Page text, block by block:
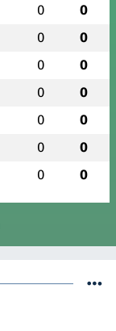
0 0
0 0
0 0
0 0
0 0
0 0
0 0